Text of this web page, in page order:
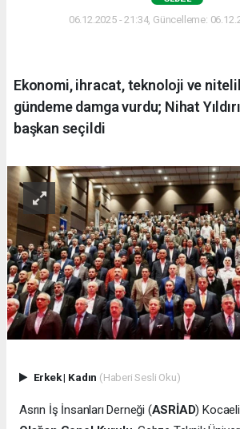
06.12.2025 - 21:34, Güncelleme:
Ekonomi, ihracat, teknoloji ve
gündeme damga vurdu; Nihat
başkan seçildi
Erkek| Kadın (Haberi Sesli Oku)
Asrın İş İnsanları Derneği (ASRİAD)